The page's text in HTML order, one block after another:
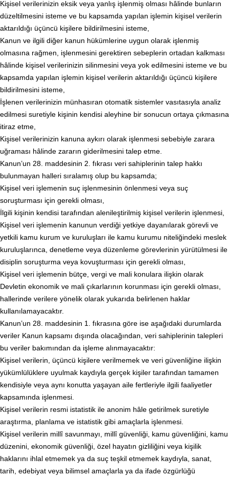
Kişisel verilerinizin eksik veya yanlış işlenmiş olması hâlinde bunların
düzeltilmesini isteme ve bu kapsamda yapılan işlemin kişisel verilerin
aktarıldığı üçüncü kişilere bildirilmesini isteme,
Kanun ve ilgili diğer kanun hükümlerine uygun olarak işlenmiş
olmasına rağmen, işlenmesini gerektiren sebeplerin ortadan kalkması
hâlinde kişisel verilerinizin silinmesini veya yok edilmesini isteme ve bu
kapsamda yapılan işlemin kişisel verilerin aktarıldığı üçüncü kişilere
bildirilmesini isteme,
İşlenen verilerinizin münhasıran otomatik sistemler vasıtasıyla analiz
edilmesi suretiyle kişinin kendisi aleyhine bir sonucun ortaya çıkmasına
itiraz etme,
Kişisel verilerinizin kanuna aykırı olarak işlenmesi sebebiyle zarara
uğraması hâlinde zararın giderilmesini talep etme.
Kanun’un 28. maddesinin 2. fıkrası veri sahiplerinin talep hakkı
bulunmayan halleri sıralamış olup bu kapsamda;
Kişisel veri işlemenin suç işlenmesinin önlenmesi veya suç
soruşturması için gerekli olması,
İlgili kişinin kendisi tarafından alenileştirilmiş kişisel verilerin işlenmesi,
Kişisel veri işlemenin kanunun verdiği yetkiye dayanılarak görevli ve
yetkili kamu kurum ve kuruluşları ile kamu kurumu niteliğindeki meslek
kuruluşlarınca, denetleme veya düzenleme görevlerinin yürütülmesi ile
disiplin soruşturma veya kovuşturması için gerekli olması,
Kişisel veri işlemenin bütçe, vergi ve mali konulara ilişkin olarak
Devletin ekonomik ve mali çıkarlarının korunması için gerekli olması,
hallerinde verilere yönelik olarak yukarıda belirlenen haklar
kullanılamayacaktır.
Kanun’un 28. maddesinin 1. fıkrasına göre ise aşağıdaki durumlarda
veriler Kanun kapsamı dışında olacağından, veri sahiplerinin talepleri
bu veriler bakımından da işleme alınmayacaktır:
Kişisel verilerin, üçüncü kişilere verilmemek ve veri güvenliğine ilişkin
yükümlülüklere uyulmak kaydıyla gerçek kişiler tarafından tamamen
kendisiyle veya aynı konutta yaşayan aile fertleriyle ilgili faaliyetler
kapsamında işlenmesi.
Kişisel verilerin resmi istatistik ile anonim hâle getirilmek suretiyle
araştırma, planlama ve istatistik gibi amaçlarla işlenmesi.
Kişisel verilerin millî savunmayı, millî güvenliği, kamu güvenliğini, kamu
düzenini, ekonomik güvenliği, özel hayatın gizliliğini veya kişilik
haklarını ihlal etmemek ya da suç teşkil etmemek kaydıyla, sanat,
tarih, edebiyat veya bilimsel amaçlarla ya da ifade özgürlüğü